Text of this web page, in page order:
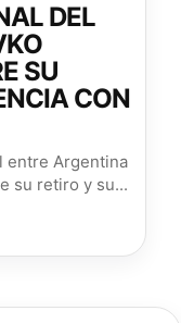
DEL
SU
CON
entre Argentina
su retiro y su...